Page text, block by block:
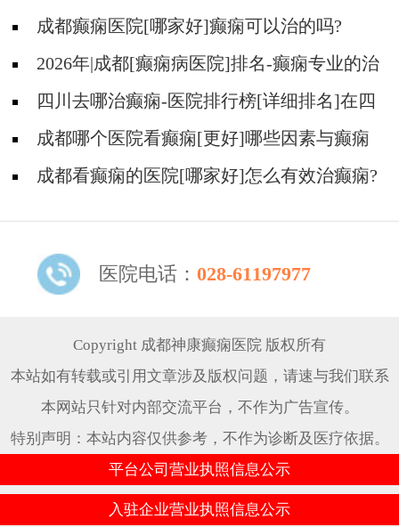
成都癫痫医院[哪家好]癫痫可以治的吗?
2026年|成都[癫痫病医院]排名-癫痫专业的治
疗方法都有什么?
四川去哪治癫痫-医院排行榜[详细排名]在四
川治疗癫痫病要多少钱?
成都哪个医院看癫痫[更好]哪些因素与癫痫
发作的治疗费用有关?
成都看癫痫的医院[哪家好]怎么有效治癫痫?
医院电话： 028-61197977
Copyright 成都神康癫痫医院 版权所有
本站如有转载或引用文章涉及版权问题，请速与我们联系
本网站只针对内部交流平台，不作为广告宣传。
特别声明：本站内容仅供参考，不作为诊断及医疗依据。
平台公司营业执照信息公示
入驻企业营业执照信息公示